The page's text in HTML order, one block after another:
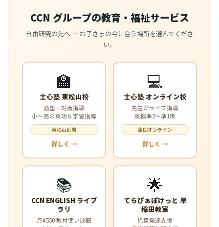
CCN グループの教育・福祉サービス
自由研究の先へ — お子さまの今に合う場所を選んでくださ
い。
🏫
士心塾 東松山校
通塾・対面指導
小〜高の英語＆学習指導
東松山近隣
詳しく →
💻
士心塾 オンライン校
先生がライブ指導
英検準2〜準1級
全国オンライン
詳しく →
📚
CCN ENGLISH ライブ
ラリ
月¥550 教材使い放題
🌟
てらぴぁぽけっと 早
稲田教室
児童発達支援